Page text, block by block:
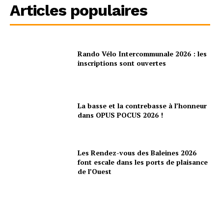
Articles populaires
Rando Vélo Intercommunale 2026 : les
inscriptions sont ouvertes
La basse et la contrebasse à l’honneur
dans OPUS POCUS 2026 !
Les Rendez-vous des Baleines 2026
font escale dans les ports de plaisance
de l’Ouest